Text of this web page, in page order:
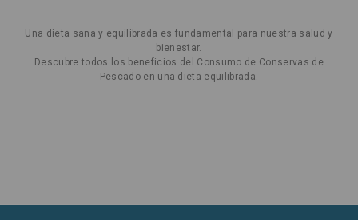
Una dieta sana y equilibrada es fundamental para nuestra salud y
bienestar.
Descubre todos los beneficios del Consumo de Conservas de
Pescado en una dieta equilibrada.